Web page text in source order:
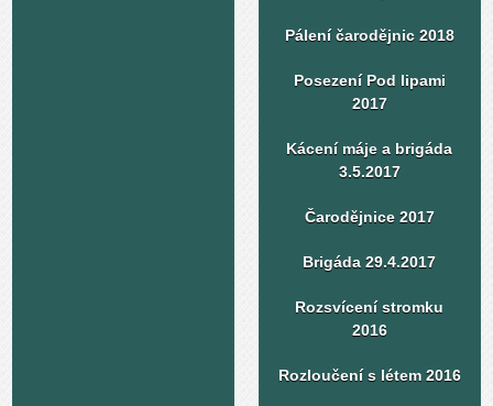
Pálení čarodějnic 2018
Posezení Pod lipami
2017
Kácení máje a brigáda
3.5.2017
Čarodějnice 2017
Brigáda 29.4.2017
Rozsvícení stromku
2016
Rozloučení s létem 2016